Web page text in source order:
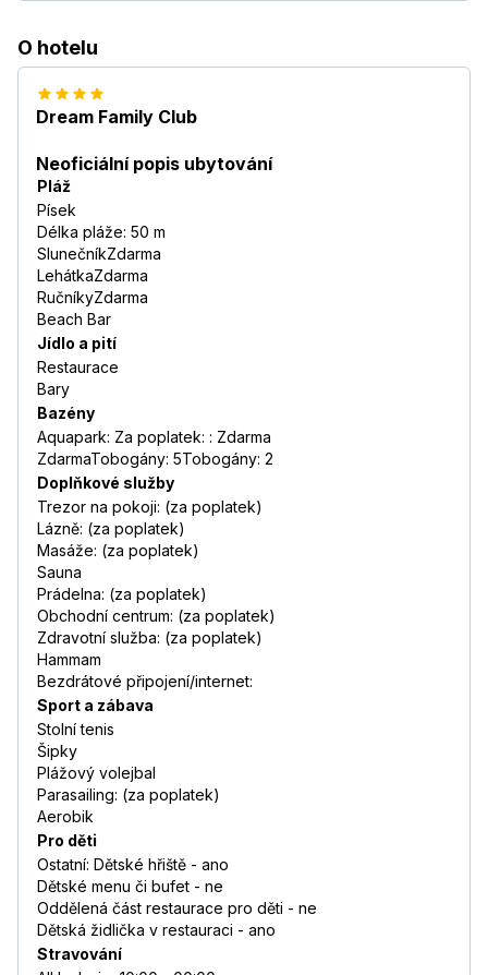
O hotelu
Dream Family Club
Neoficiální popis ubytování
Pláž
Písek
Délka pláže: 50 m
SlunečníkZdarma
LehátkaZdarma
RučníkyZdarma
Beach Bar
Jídlo a pití
Restaurace
Bary
Bazény
Aquapark: Za poplatek: : Zdarma
ZdarmaTobogány: 5Tobogány: 2
Doplňkové služby
Trezor na pokoji: (za poplatek)
Lázně: (za poplatek)
Masáže: (za poplatek)
Sauna
Prádelna: (za poplatek)
Obchodní centrum: (za poplatek)
Zdravotní služba: (za poplatek)
Hammam
Bezdrátové připojení/internet:
Sport a zábava
Stolní tenis
Šipky
Plážový volejbal
Parasailing: (za poplatek)
Aerobik
Pro děti
Ostatní: Dětské hřiště - ano
Dětské menu či bufet - ne
Oddělená část restaurace pro děti - ne
Dětská židlička v restauraci - ano
Stravování